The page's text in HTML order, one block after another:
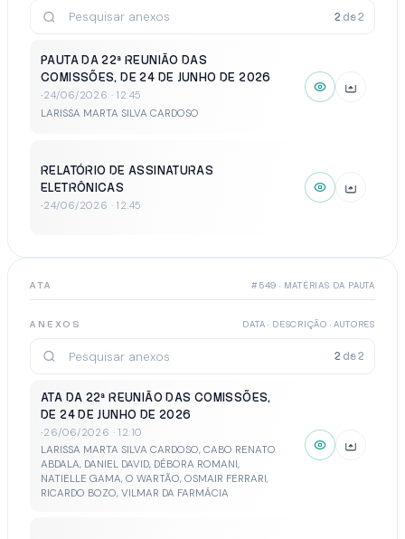
2 de2
PAUTA DA 22ª REUNIÃO DAS
COMISSÕES, DE 24 DE JUNHO DE 2026
·24/06/2026 · 12:45
LARISSA MARTA SILVA CARDOSO
RELATÓRIO DE ASSINATURAS
ELETRÔNICAS
·24/06/2026 · 12:45
ATA #549 · MATÉRIAS DA PAUTA
ANEXOS DATA · DESCRIÇÃO · AUTORES
2 de2
ATA DA 22ª REUNIÃO DAS COMISSÕES,
DE 24 DE JUNHO DE 2026
·26/06/2026 · 12:10
LARISSA MARTA SILVA CARDOSO, CABO RENATO
ABDALA, DANIEL DAVID, DÉBORA ROMANI,
NATIELLE GAMA, O WARTÃO, OSMAIR FERRARI,
RICARDO BOZO, VILMAR DA FARMÁCIA